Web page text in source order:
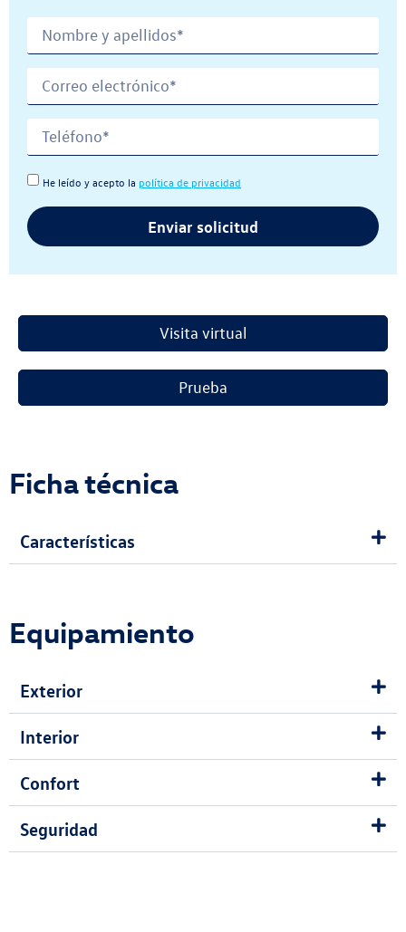
He leído y acepto la política de privacidad
Enviar solicitud
Visita virtual
Prueba
Ficha técnica
Características
Equipamiento
Exterior
Interior
Confort
Seguridad